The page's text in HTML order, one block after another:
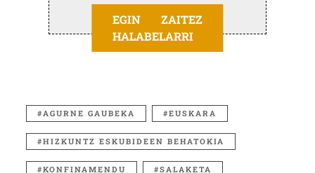
EGIN ZAITEZ
HALABELARRI
AGURNE GAUBEKA EUSKARA
HIZKUNTZ ESKUBIDEEN BEHATOKIA
KONFINAMENDU SALAKETA